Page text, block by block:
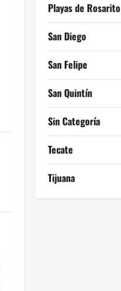
Playas de Rosarito
San Diego
San Felipe
San Quintín
Sin Categoría
Tecate
Tijuana